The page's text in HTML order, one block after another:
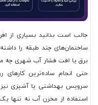
جالب است بدانید بسیاری از
ساختمان‌های چند طبقه را
برق یا افت فشار آب شهری چه
حتی انجام ساده‌ترین کارهای
سرویس بهداشتی یا آشپزی
استفاده از مخزن آب نه تنها